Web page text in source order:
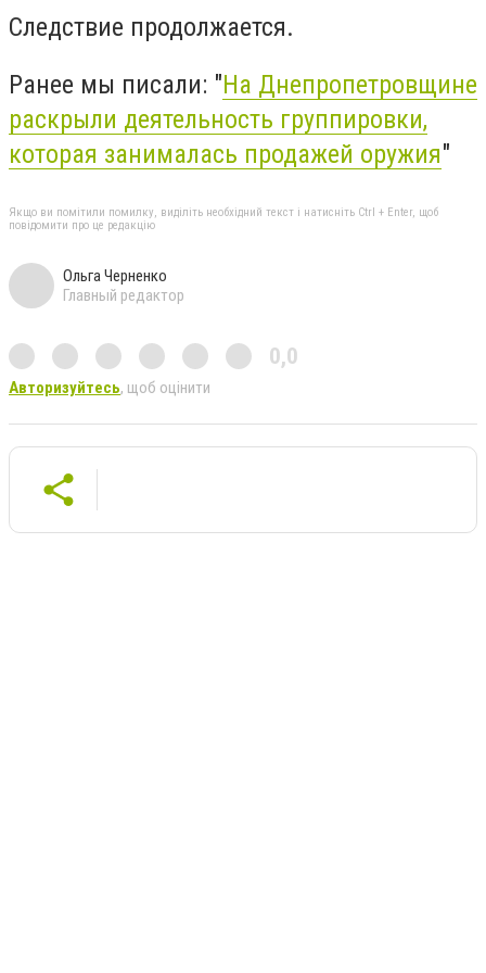
Следствие продолжается.
Ранее мы писали: "На Днепропетровщине
раскрыли деятельность группировки,
которая занималась продажей оружия"
Якщо ви помітили помилку, виділіть необхідний текст і натисніть Ctrl + Enter, щоб
повідомити про це редакцію
Ольга Черненко
Главный редактор
0,0
Авторизуйтесь, щоб оцінити